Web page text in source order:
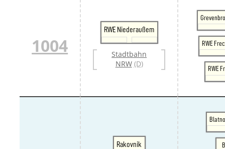
1004
RWE Niederaußem
Stadtbahn
NRW (D)
RWE
RWE
Rakovnik